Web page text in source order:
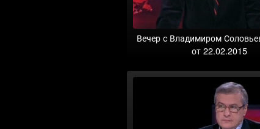
Вечер с Владимиром
от 22.02.2015